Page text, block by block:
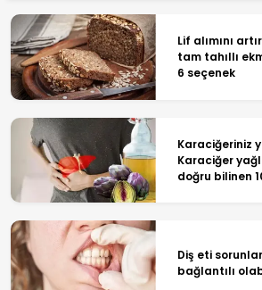
Lif alımını
tam tahıllı
6 seçenek
Karaciğeriniz
Karaciğer
doğru bilinen
Diş eti
bağlantılı